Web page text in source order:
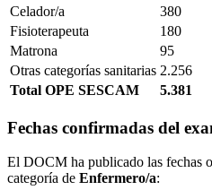
Celador/a
380
Fisioterapeuta
180
Matrona
95
Otras categorías sanitarias 2.256
Total OPE SESCAM
5.381
Fechas confirmadas del
El DOCM ha publicado las fechas
categoría de Enfermero/a: